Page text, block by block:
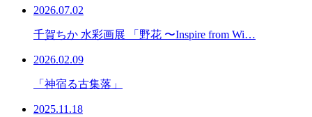
2026.07.02
千賀ちか 水彩画展 「野花 〜Inspire from Wi…
2026.02.09
「神宿る古集落」
2025.11.18